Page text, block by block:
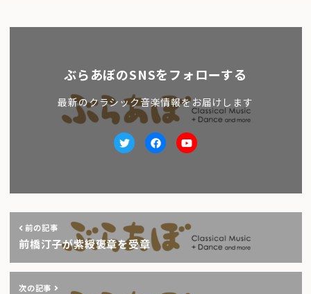
ぶらあぼのSNSをフォローする
最新のクラシック音楽情報をお届けします
TwitterfacebookYoutube
前の記事
前橋汀子が紫綬褒章を受章
次の記事